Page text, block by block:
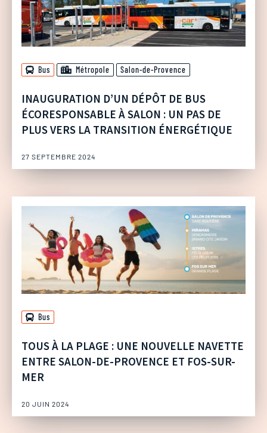
Bus Métropole Salon-de-Provence
INAUGURATION D’UN DÉPÔT DE BUS
ÉCORESPONSABLE À SALON : UN PAS DE
PLUS VERS LA TRANSITION ÉNERGÉTIQUE
27 SEPTEMBRE 2024
Bus
TOUS À LA PLAGE : UNE NOUVELLE NAVETTE
ENTRE SALON-DE-PROVENCE ET FOS-SUR-
MER
20 JUIN 2024